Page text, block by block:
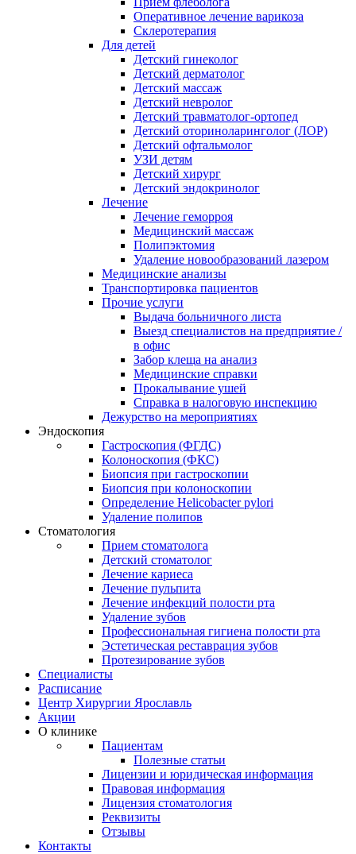
Оперативное лечение варикоза
Склеротерапия
Для детей
Детский гинеколог
Детский дерматолог
Детский массаж
Детский невролог
Детский травматолог-ортопед
Детский оториноларинголог (ЛОР)
Детский офтальмолог
УЗИ детям
Детский хирург
Детский эндокринолог
Лечение
Лечение геморроя
Медицинский массаж
Полипэктомия
Удаление новообразований лазером
Медицинские анализы
Транспортировка пациентов
Прочие услуги
Выдача больничного листа
Выезд специалистов на предприятие /
в офис
Забор клеща на анализ
Медицинские справки
Прокалывание ушей
Справка в налоговую инспекцию
Дежурство на мероприятиях
Эндоскопия
Гастроскопия (ФГДС)
Колоноскопия (ФКС)
Биопсия при гастроскопии
Биопсия при колоноскопии
Определение Helicobacter pylori
Удаление полипов
Стоматология
Прием стоматолога
Детский стоматолог
Лечение кариеса
Лечение пульпита
Лечение инфекций полости рта
Удаление зубов
Профессиональная гигиена полости рта
Эстетическая реставрация зубов
Протезирование зубов
Специалисты
Расписание
Центр Хирургии Ярославль
Акции
О клинике
Пациентам
Полезные статьи
Лицензии и юридическая информация
Правовая информация
Лицензия стоматология
Реквизиты
Отзывы
Контакты